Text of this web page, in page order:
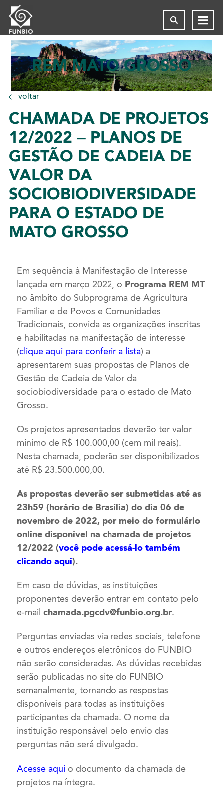
REM MATO GROSSO
voltar
CHAMADADE PROJETOS
12/2022 – PLANOS DE
GESTÃO DE CADEIA DE
VALOR DA
SOCIOBIODIVERSIDADE
PARA O ESTADO DE
MATO GROSSO
Em sequência à Manifestação de Interesse
lançada em março 2022, o Programa REM MT
no âmbito do Subprograma de Agricultura
Familiar e de Povos e Comunidades
Tradicionais, convida as organizações inscritas
e habilitadas na manifestação de interesse
(clique aqui para conferir a lista) a
apresentarem suas propostas de Planos de
Gestão de Cadeia de Valor da
sociobiodiversidade para o estado de Mato
Grosso.
Os projetos apresentados deverão ter valor
mínimo de R$ 100.000,00 (cem mil reais).
Nesta chamada, poderão ser disponibilizados
até R$ 23.500.000,00.
As propostas deverão ser submetidas até as
23h59 (horário de Brasília) do dia 06 de
novembro de 2022, por meio do formulário
online disponível na chamada de projetos
12/2022 (você pode acessá-lo também
clicando aqui).
Em caso de dúvidas, as instituições
proponentes deverão entrar em contato pelo
e-mailchamada.pgcdv@funbio.org.br.
Perguntas enviadas via redes sociais, telefone
e outros endereços eletrônicos do FUNBIO
não serão consideradas. As dúvidas recebidas
serão publicadas no site do FUNBIO
semanalmente, tornando as respostas
disponíveis para todas as instituições
participantes da chamada. O nome da
instituição responsável pelo envio das
perguntas não será divulgado.
Acesse aqui o documento da chamada de
projetos na íntegra.